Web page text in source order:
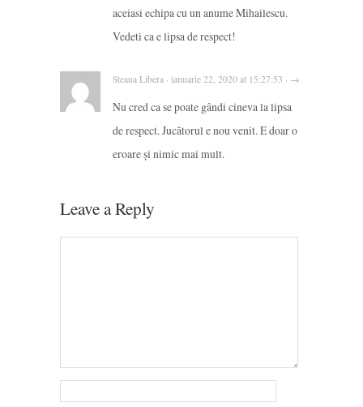
aceiasi echipa cu un anume Mihailescu.
Vedeti ca e lipsa de respect!
Steaua Libera · ianuarie 22, 2020 at 15:27:53 · →
Nu cred ca se poate gândi cineva la lipsa
de respect. Jucătorul e nou venit. E doar o
eroare și nimic mai mult.
Leave a Reply